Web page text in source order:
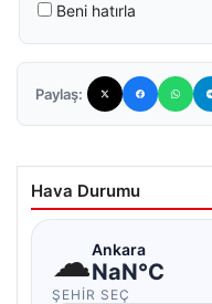
Beni hatırla
Paylaş:
Hava Durumu
☁Ankara
NaN°C
ŞEHIR SEÇ